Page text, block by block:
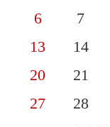
6 7
13 14
20 21
27 28